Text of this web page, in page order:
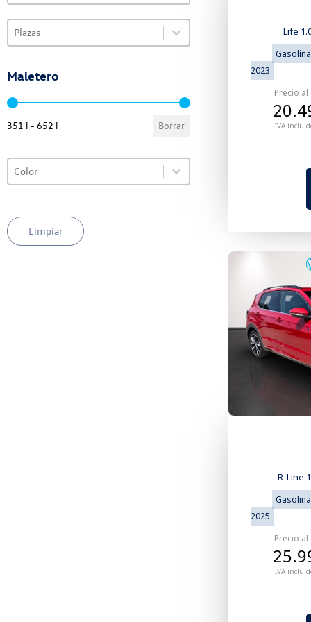
VO Selector de plazas
Select content
Select content
Maletero
VO Selector de maletero
351 l - 652 l Borrar
VO Selector de color
Select content
Select content
Limpiar
Life
Gasolina
2023
Precio
IVA
R-Line
Gasolina
2025
Precio
IVA